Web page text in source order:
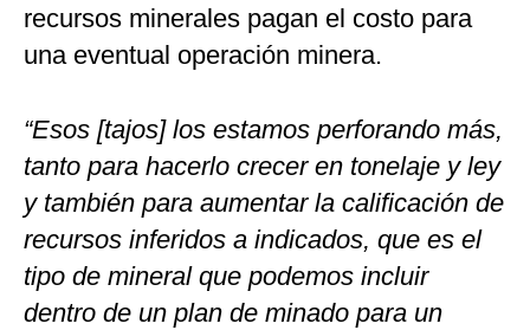
recursos minerales pagan el costo para
una eventual operación minera.
“Esos [tajos] los estamos perforando más,
tanto para hacerlo crecer en tonelaje y ley
y también para aumentar la calificación de
recursos inferidos a indicados, que es el
tipo de mineral que podemos incluir
dentro de un plan de minado para un